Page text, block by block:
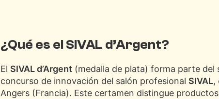
¿Qué es el SIVAL d’Argent?
El SIVAL d’Argent (medalla de plata) forma parte del
concurso de innovación del salón profesional SIVAL,
Angers (Francia). Este certamen distingue